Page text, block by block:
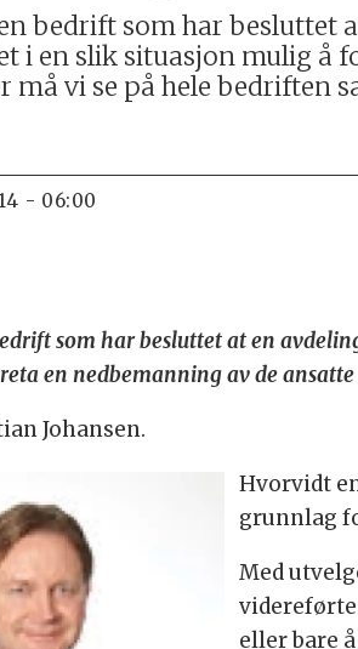
bedrift som har
i en slik situasjon mulig å
må vi se på hele bedriften
- 06:00
som har besluttet at en
en nedbemanning av de
Johansen.
Hvorvidt
grunnlag
Med
eller bare